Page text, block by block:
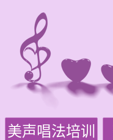
美声唱法培训